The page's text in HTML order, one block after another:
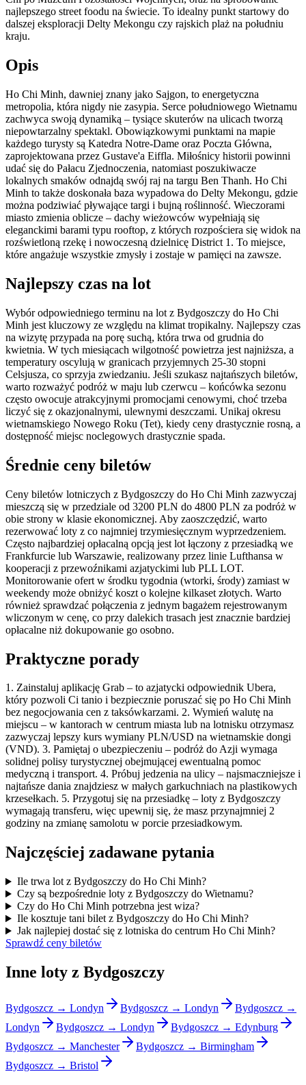
najlepszego street foodu na świecie. To idealny punkt startowy do
dalszej eksploracji Delty Mekongu czy rajskich plaż na południu
kraju.
Opis
Ho Chi Minh, dawniej znany jako Sajgon, to energetyczna
metropolia, która nigdy nie zasypia. Serce południowego Wietnamu
zachwyca swoją dynamiką – tysiące skuterów na ulicach tworzą
niepowtarzalny spektakl. Obowiązkowymi punktami na mapie
każdego turysty są Katedra Notre-Dame oraz Poczta Główna,
zaprojektowana przez Gustave'a Eiffla. Miłośnicy historii powinni
udać się do Pałacu Zjednoczenia, natomiast poszukiwacze
lokalnych smaków odnajdą swój raj na targu Ben Thanh. Ho Chi
Minh to także doskonała baza wypadowa do Delty Mekongu, gdzie
można podziwiać pływające targi i bujną roślinność. Wieczorami
miasto zmienia oblicze – dachy wieżowców wypełniają się
eleganckimi barami typu rooftop, z których rozpościera się widok na
rozświetloną rzekę i nowoczesną dzielnicę District 1. To miejsce,
które angażuje wszystkie zmysły i zostaje w pamięci na zawsze.
Najlepszy czas na lot
Wybór odpowiedniego terminu na lot z Bydgoszczy do Ho Chi
Minh jest kluczowy ze względu na klimat tropikalny. Najlepszy czas
na wizytę przypada na porę suchą, która trwa od grudnia do
kwietnia. W tych miesiącach wilgotność powietrza jest najniższa, a
temperatury oscylują w granicach przyjemnych 25-30 stopni
Celsjusza, co sprzyja zwiedzaniu. Jeśli szukasz najtańszych biletów,
warto rozważyć podróż w maju lub czerwcu – końcówka sezonu
często owocuje atrakcyjnymi promocjami cenowymi, choć trzeba
liczyć się z okazjonalnymi, ulewnymi deszczami. Unikaj okresu
wietnamskiego Nowego Roku (Tet), kiedy ceny drastycznie rosną, a
dostępność miejsc noclegowych drastycznie spada.
Średnie ceny biletów
Ceny biletów lotniczych z Bydgoszczy do Ho Chi Minh zazwyczaj
mieszczą się w przedziale od 3200 PLN do 4800 PLN za podróż w
obie strony w klasie ekonomicznej. Aby zaoszczędzić, warto
rezerwować loty z co najmniej trzymiesięcznym wyprzedzeniem.
Często najbardziej opłacalną opcją jest lot łączony z przesiadką we
Frankfurcie lub Warszawie, realizowany przez linie Lufthansa w
kooperacji z przewoźnikami azjatyckimi lub PLL LOT.
Monitorowanie ofert w środku tygodnia (wtorki, środy) zamiast w
weekendy może obniżyć koszt o kolejne kilkaset złotych. Warto
również sprawdzać połączenia z jednym bagażem rejestrowanym
wliczonym w cenę, co przy dalekich trasach jest znacznie bardziej
opłacalne niż dokupowanie go osobno.
Praktyczne porady
1. Zainstaluj aplikację Grab – to azjatycki odpowiednik Ubera,
który pozwoli Ci tanio i bezpiecznie poruszać się po Ho Chi Minh
bez negocjowania cen z taksówkarzami. 2. Wymień walutę na
miejscu – w kantorach w centrum miasta lub na lotnisku otrzymasz
zazwyczaj lepszy kurs wymiany PLN/USD na wietnamskie dongi
(VND). 3. Pamiętaj o ubezpieczeniu – podróż do Azji wymaga
solidnej polisy turystycznej obejmującej ewentualną pomoc
medyczną i transport. 4. Próbuj jedzenia na ulicy – najsmaczniejsze i
najtańsze dania znajdziesz w małych garkuchniach na plastikowych
krzesełkach. 5. Przygotuj się na przesiadkę – loty z Bydgoszczy
wymagają transferu, więc upewnij się, że masz przynajmniej 2
godziny na zmianę samolotu w porcie przesiadkowym.
Najczęściej zadawane pytania
Ile trwa lot z Bydgoszczy do Ho Chi Minh?
Czy są bezpośrednie loty z Bydgoszczy do Wietnamu?
Czy do Ho Chi Minh potrzebna jest wiza?
Ile kosztuje tani bilet z Bydgoszczy do Ho Chi Minh?
Jak najlepiej dostać się z lotniska do centrum Ho Chi Minh?
Sprawdź ceny biletów
Inne loty z Bydgoszczy
Bydgoszcz → Londyn Bydgoszcz → Londyn
Bydgoszcz →
Londyn
Bydgoszcz → Londyn
Bydgoszcz → Edynburg
Bydgoszcz → Manchester
Bydgoszcz → Birmingham
Bydgoszcz → Bristol